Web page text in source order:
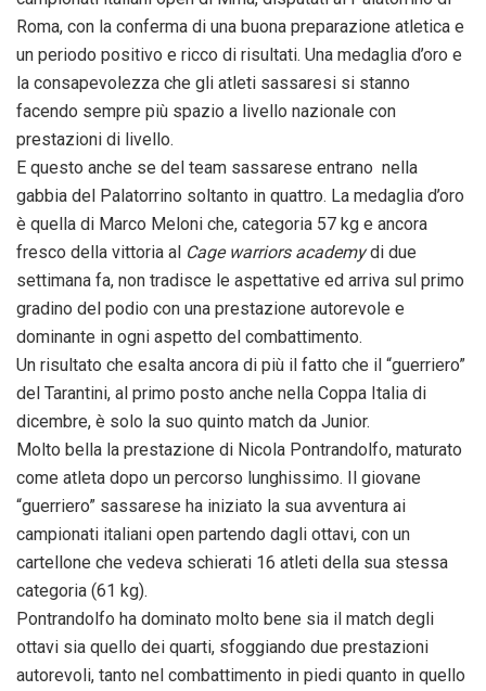
Roma, con la conferma di una buona preparazione atletica e
un periodo positivo e ricco di risultati. Una medaglia d’oro e
la consapevolezza che gli atleti sassaresi si stanno
facendo sempre più spazio a livello nazionale con
prestazioni di livello.
E questo anche se del team sassarese entrano nella
gabbia del Palatorrino soltanto in quattro. La medaglia d’oro
è quella di Marco Meloni che, categoria 57 kg e ancora
fresco della vittoria al Cage warriors academydi due
settimana fa, non tradisce le aspettative ed arriva sul primo
gradino del podio con una prestazione autorevole e
dominante in ogni aspetto del combattimento.
Un risultato che esalta ancora di più il fatto che il “guerriero”
del Tarantini, al primo posto anche nella Coppa Italia di
dicembre, è solo la suo quinto match da Junior.
Molto bella la prestazione di Nicola Pontrandolfo, maturato
come atleta dopo un percorso lunghissimo. Il giovane
“guerriero” sassarese ha iniziato la sua avventura ai
campionati italiani open partendo dagli ottavi, con un
cartellone che vedeva schierati 16 atleti della sua stessa
categoria (61 kg).
Pontrandolfo ha dominato molto bene sia il match degli
ottavi sia quello dei quarti, sfoggiando due prestazioni
autorevoli, tanto nel combattimento in piedi quanto in quello